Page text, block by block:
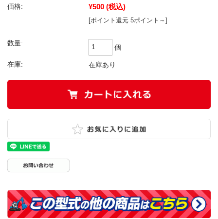
価格: ¥500 (税込)
[ポイント還元 5ポイント～]
数量:
個
在庫: 在庫あり